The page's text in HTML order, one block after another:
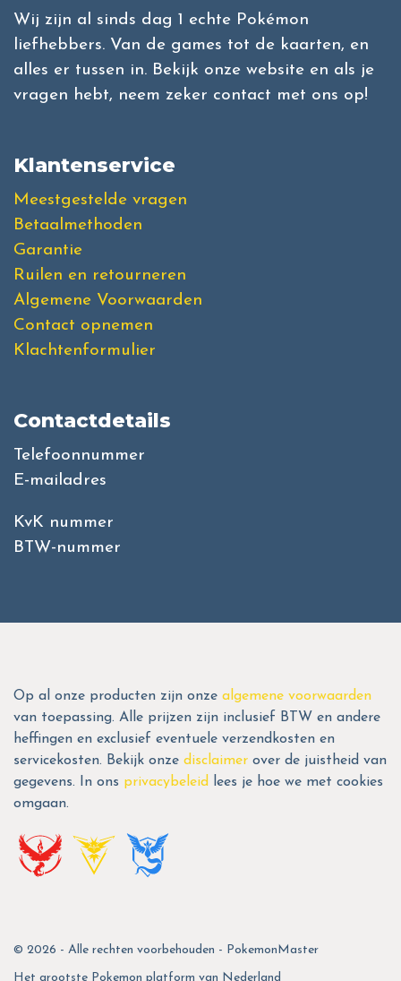
Wij zijn al sinds dag 1 echte Pokémon
liefhebbers. Van de games tot de kaarten, en
alles er tussen in. Bekijk onze website en als je
vragen hebt, neem zeker contact met ons op!
Klantenservice
Meestgestelde vragen
Betaalmethoden
Garantie
Ruilen en retourneren
Algemene Voorwaarden
Contact opnemen
Klachtenformulier
Contactdetails
Telefoonnummer
E-mailadres
KvK nummer
BTW-nummer
Op al onze producten zijn onze algemene voorwaarden
van toepassing. Alle prijzen zijn inclusief BTW en andere
heffingen en exclusief eventuele verzendkosten en
servicekosten. Bekijk onze disclaimer over de juistheid van
gegevens. In ons privacybeleid
lees je hoe we met cookies
omgaan.
© 2026 - Alle rechten voorbehouden - PokemonMaster
Het grootste Pokemon platform van Nederland